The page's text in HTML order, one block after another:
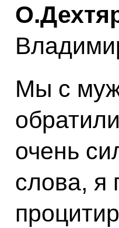
Мы с
очень
слова, я